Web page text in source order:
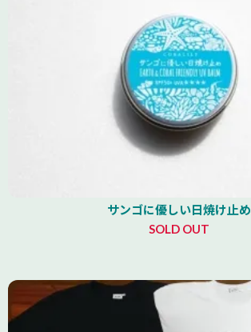
サンゴに優しい日焼け止め
SOLD OUT